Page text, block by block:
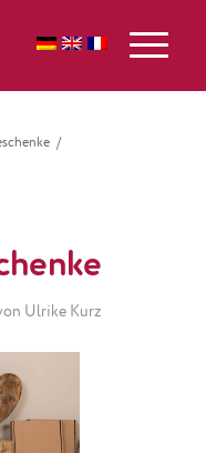
/
Ulrike Kurz